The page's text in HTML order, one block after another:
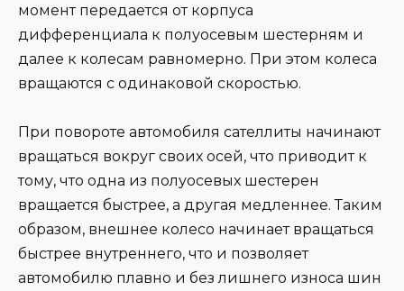
момент передается от корпуса
дифференциала к полуосевым шестерням и
далее к колесам равномерно. При этом колеса
вращаются с одинаковой скоростью.
При повороте автомобиля сателлиты начинают
вращаться вокруг своих осей, что приводит к
тому, что одна из полуосевых шестерен
вращается быстрее, а другая медленнее. Таким
образом, внешнее колесо начинает вращаться
быстрее внутреннего, что и позволяет
автомобилю плавно и без лишнего износа шин